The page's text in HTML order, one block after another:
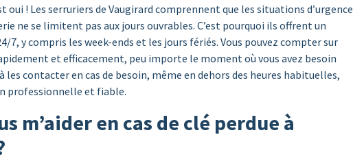
oui ! Les serruriers de Vaugirard comprennent que les situations d’urgence
ne se limitent pas aux jours ouvrables. C’est pourquoi ils offrent un
7, y compris les week-ends et les jours fériés. Vous pouvez compter sur
et efficacement, peu importe le moment où vous avez besoin
à les contacter en cas de besoin, même en dehors des heures habituelles,
professionnelle et fiable.
m’aider en cas de clé perdue à